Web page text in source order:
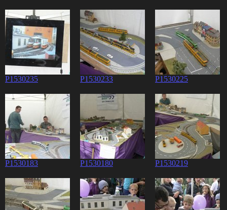
P1530235 P1530233 P1530225
P1530183 P1530180 P1530219